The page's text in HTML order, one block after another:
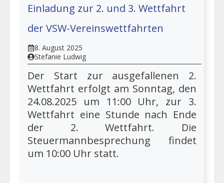
Einladung zur 2. und 3. Wettfahrt
der VSW-Vereinswettfahrten
8. August 2025
Stefanie Ludwig
Der Start zur ausgefallenen 2.
Wettfahrt erfolgt am Sonntag, den
24.08.2025 um 11:00 Uhr, zur 3.
Wettfahrt eine Stunde nach Ende
der 2. Wettfahrt. Die
Steuermannbesprechung findet
um 10:00 Uhr statt.